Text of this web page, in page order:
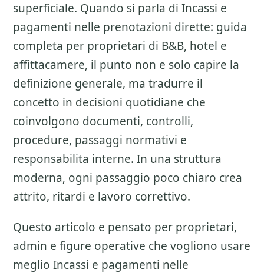
superficiale. Quando si parla di Incassi e
pagamenti nelle prenotazioni dirette: guida
completa per proprietari di B&B, hotel e
affittacamere, il punto non e solo capire la
definizione generale, ma tradurre il
concetto in decisioni quotidiane che
coinvolgono documenti, controlli,
procedure, passaggi normativi e
responsabilita interne. In una struttura
moderna, ogni passaggio poco chiaro crea
attrito, ritardi e lavoro correttivo.
Questo articolo e pensato per proprietari,
admin e figure operative che vogliono usare
meglio Incassi e pagamenti nelle